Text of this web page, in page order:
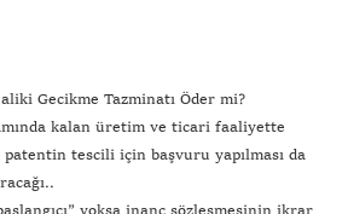
Gecikme Tazminatı Öder mi?
kalan üretim ve ticari faaliyette
tescili için başvuru yapılması da